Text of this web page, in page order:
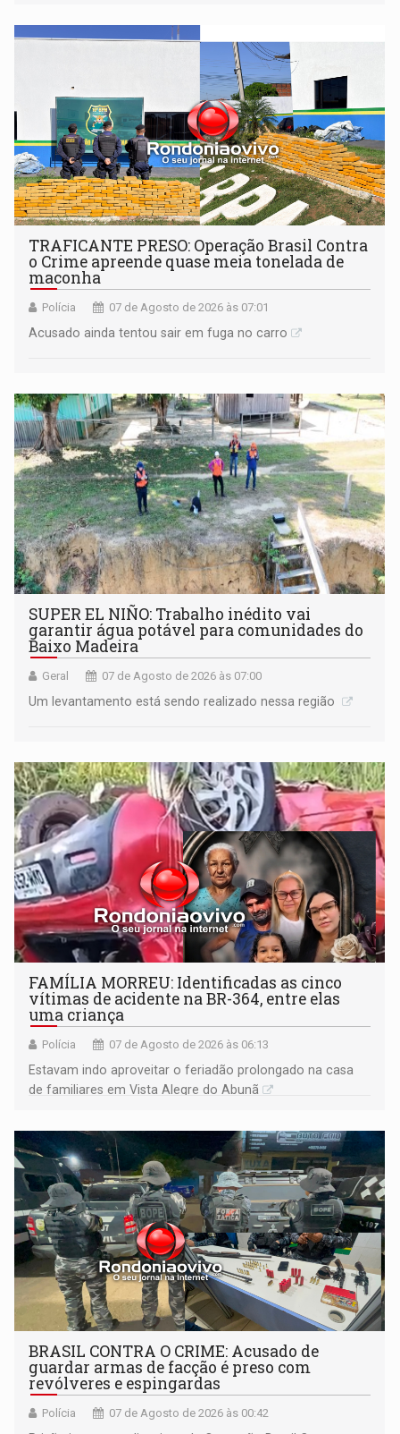
TRAFICANTE PRESO: Operação Brasil Contra
o Crime apreende quase meia tonelada de
maconha
Polícia 07 de Agosto de 2026 às 07:01
Acusado ainda tentou sair em fuga no carro
SUPER EL NIÑO: Trabalho inédito vai
garantir água potável para comunidades do
Baixo Madeira
Geral 07 de Agosto de 2026 às 07:00
Um levantamento está sendo realizado nessa região
FAMÍLIA MORREU: Identificadas as cinco
vítimas de acidente na BR-364, entre elas
uma criança
Polícia 07 de Agosto de 2026 às 06:13
Estavam indo aproveitar o feriadão prolongado na casa
de familiares em Vista Alegre do Abunã
BRASIL CONTRA O CRIME: Acusado de
guardar armas de facção é preso com
revólveres e espingardas
Polícia 07 de Agosto de 2026 às 00:42